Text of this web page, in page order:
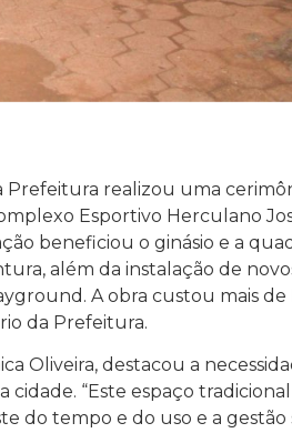
Prefeitura realizou uma
Esportivo Herculano
beneficiou o ginásio e a
além da instalação de
A obra custou mais de
da Prefeitura.
Oliveira, destacou a
cidade. “Este espaço
do tempo e do uso e a